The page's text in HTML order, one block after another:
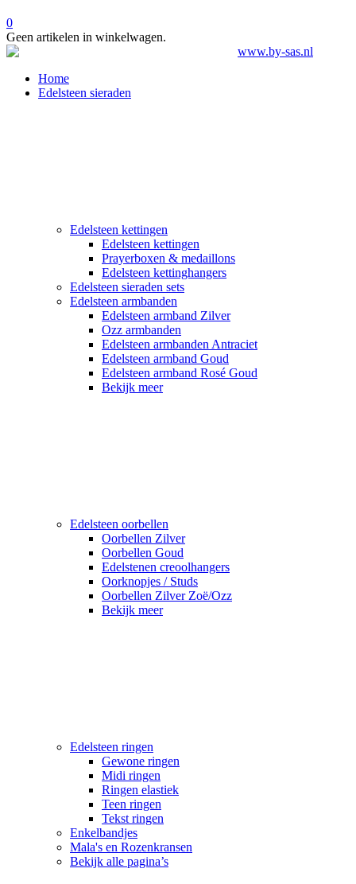
0
Geen artikelen in winkelwagen.
Home
Edelsteen sieraden
Edelsteen kettingen
Edelsteen kettingen
Prayerboxen & medaillons
Edelsteen kettinghangers
Edelsteen sieraden sets
Edelsteen armbanden
Edelsteen armband Zilver
Ozz armbanden
Edelsteen armbanden Antraciet
Edelsteen armband Goud
Edelsteen armband Rosé Goud
Bekijk meer
Edelsteen oorbellen
Oorbellen Zilver
Oorbellen Goud
Edelstenen creoolhangers
Oorknopjes / Studs
Oorbellen Zilver Zoë/Ozz
Bekijk meer
Edelsteen ringen
Gewone ringen
Midi ringen
Ringen elastiek
Teen ringen
Tekst ringen
Enkelbandjes
Mala's en Rozenkransen
Bekijk alle pagina’s